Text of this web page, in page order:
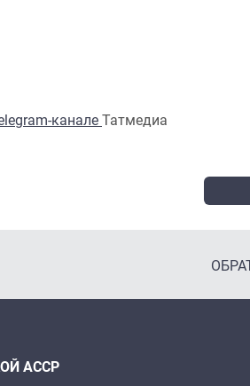
канале Татмедиа
АССР